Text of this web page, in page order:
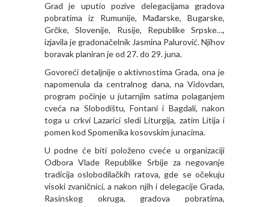
Grad je uputio pozive delegacijama gradova
pobratima iz Rumunije, Mađarske, Bugarske,
Grčke, Slovenije, Rusije, Republike Srpske…,
izjavila je gradonačelnik Jasmina Palurović. Njihov
boravak planiran je od 27. do 29. juna.
Govoreći detaljnije o aktivnostima Grada, ona je
napomenula da centralnog dana, na Vidovdan,
program počinje u jutarnjim satima polaganjem
cveća na Slobodištu, Fontani i Bagdali, nakon
toga u crkvi Lazarici sledi Liturgija, zatim Litija i
pomen kod Spomenika kosovskim junacima.
U podne će biti položeno cveće u organizaciji
Odbora Vlade Republike Srbije za negovanje
tradicija oslobodilačkih ratova, gde se očekuju
visoki zvaničnici, a nakon njih i delegacije Grada,
Rasinskog okruga, gradova pobratima,